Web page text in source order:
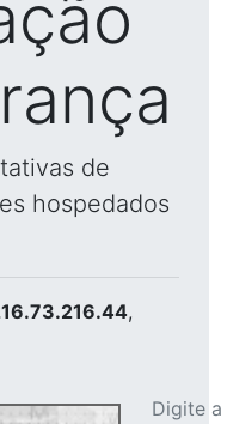
de
hospedados
,
Digite